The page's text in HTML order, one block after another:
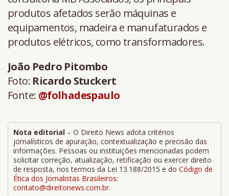
produtos afetados serão máquinas e
equipamentos, madeira e manufaturados e
produtos elétricos, como transformadores.
João Pedro Pitombo
Foto: Ricardo Stuckert
Fonte: @folhadespaulo
Nota editorial – O Direito News adota critérios
jornalísticos de apuração, contextualização e precisão das
informações. Pessoas ou instituições mencionadas podem
solicitar correção, atualização, retificação ou exercer direito
de resposta, nos termos da Lei 13.188/2015 e do Código de
Ética dos Jornalistas Brasileiros:
contato@direitonews.com.br.